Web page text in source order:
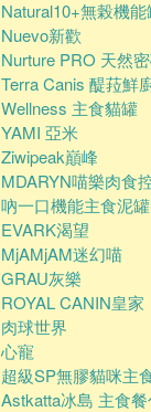
Natural10+無榖機能
Nuevo新歡
Nurture PRO 天然
Terra Canis 醍菈鮮
Wellness 主食貓罐
YAMI 亞米
Ziwipeak巔峰
MDARYN喵樂肉食
吶一口機能主食泥罐
EVARK渴望
MjAMjAM迷幻喵
GRAU灰樂
ROYAL CANIN皇家
肉球世界
心寵
超級SP無膠貓咪主
Astkatta冰島 主食